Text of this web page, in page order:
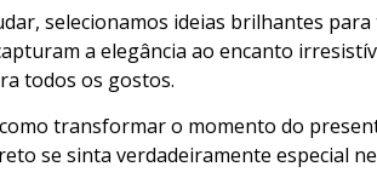
selecionamos ideias brilhantes
a elegância ao encanto
todos os gostos.
transformar o momento do
se sinta verdadeiramente especial